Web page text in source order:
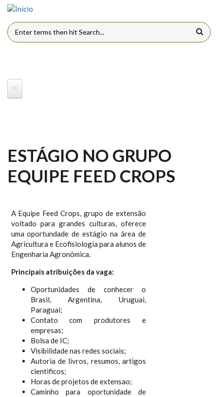
Pular para o conteúdo principal
FORMULÁRIO DE BUSCA
ESTÁGIO NO GRUPO
EQUIPE FEED CROPS
A Equipe Feed Crops, grupo de extensão
voltado para grandes culturas, oferece
uma oportundade de estágio na área de
Agricultura e Ecofisiologia para alunos de
Engenharia Agronômica.
Principais atribuições da vaga:
Oportunidades de conhecer o
Brasil, Argentina, Uruguai,
Paraguai;
Contato com produtores e
empresas;
Bolsa de IC;
Visibilidade nas redes sociais;
Autoria de livros, resumos, artigos
cientificos;
Horas de projetos de extensao;
Caminho para oportunidade de